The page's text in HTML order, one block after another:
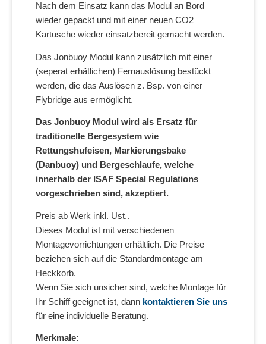
Nach dem Einsatz kann das Modul an Bord
wieder gepackt und mit einer neuen CO2
Kartusche wieder einsatzbereit gemacht werden.
Das Jonbuoy Modul kann zusätzlich mit einer
(seperat erhätlichen) Fernauslösung bestückt
werden, die das Auslösen z. Bsp. von einer
Flybridge aus ermöglicht.
Das Jonbuoy Modul wird als Ersatz für
traditionelle Bergesystem wie
Rettungshufeisen, Markierungsbake
(Danbuoy) und Bergeschlaufe, welche
innerhalb der ISAF Special Regulations
vorgeschrieben sind, akzeptiert.
Preis ab Werk inkl. Ust..
Dieses Modul ist mit verschiedenen
Montagevorrichtungen erhältlich. Die Preise
beziehen sich auf die Standardmontage am
Heckkorb.
Wenn Sie sich unsicher sind, welche Montage für
Ihr Schiff geeignet ist, dann kontaktieren Sie uns
für eine individuelle Beratung.
Merkmale: